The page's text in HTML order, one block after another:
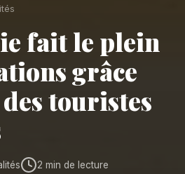
fait le plein
grâce
touristes
2 min de lecture